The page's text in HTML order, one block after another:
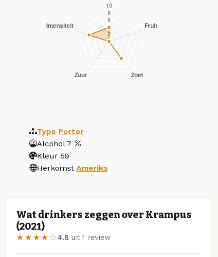
Type Porter
Alcohol 7
Kleur 59
Herkomst Amerika
Wat drinkers zeggen over Krampus
(2021)
★★★★☆4.8 uit 1 review